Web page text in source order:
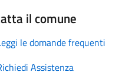
il comune
le domande frequenti
Assistenza